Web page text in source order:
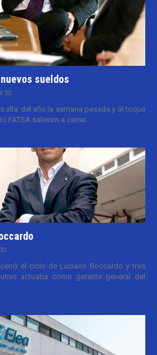
sueldos
alta del año la semana pasada y al toque
FATSA salieron a cerrar...
el ciclo de Luciano Boccardo y tras
actuaba como gerente general del